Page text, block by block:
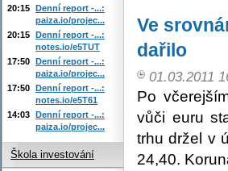
Ve
dařilo
01.03.2011
Po
vůči euru
trhu držel v
24,40.
20:15 Denní report -...:
paiza.io/projec...
20:15 Denní report -...:
notes.io/e5TUT
17:50 Denní report -...:
paiza.io/projec...
17:50 Denní report -...:
notes.io/e5T61
14:03 Denní report -...:
paiza.io/projec...
Škola investování